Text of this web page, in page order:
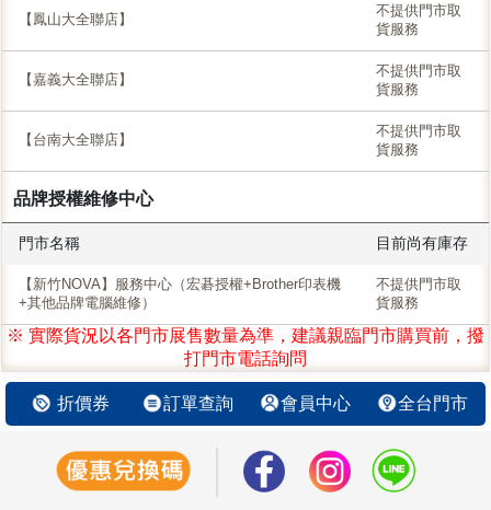
【鳳山大全聯店】
不提供門市取
貨服務
【嘉義大全聯店】
不提供門市取
貨服務
【台南大全聯店】
不提供門市取
貨服務
品牌授權維修中心
門市名稱 目前尚有庫存
【新竹NOVA】服務中心（宏碁授權+Brother印表機
+其他品牌電腦維修）
不提供門市取
貨服務
※ 實際貨況以各門市展售數量為準，建議親臨門市購買前，撥
打門市電話詢問
折價券 訂單查詢 會員中心 全台門市